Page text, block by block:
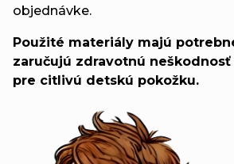
objednávke.
Použité materiály majú
zaručujú zdravotnú neškodnosť
pre citlivú detskú pokožku.